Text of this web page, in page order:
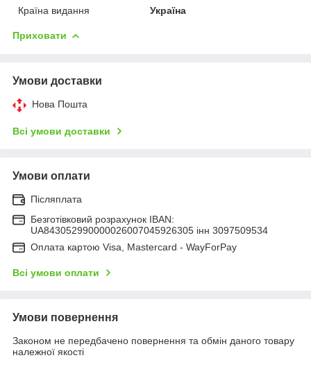
Країна видання
Україна
Приховати
Умови доставки
Нова Пошта
Всі умови доставки
Умови оплати
Післяплата
Безготівковий розрахунок IBAN:
UA843052990000026007045926305 інн 3097509534
Оплата картою Visa, Mastercard - WayForPay
Всі умови оплати
Умови повернення
Законом не передбачено повернення та обмін даного товару
належної якості